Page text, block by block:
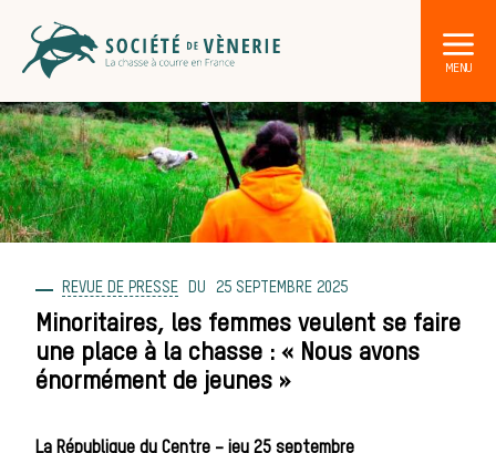
Les
Les
REVUE DE PRESSE 25 SEPTEMBRE 2025
Minoritaires, les femmes veulent se faire
une place à la chasse : « Nous avons
énormément de jeunes »
La République du Centre – jeu 25 septembre